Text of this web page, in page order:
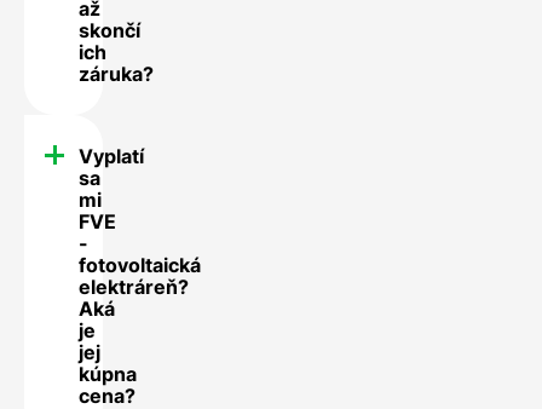
až
skončí
ich
záruka?
Vyplatí
sa
mi
FVE
-
fotovoltaická
elektráreň?
Aká
je
jej
kúpna
cena?